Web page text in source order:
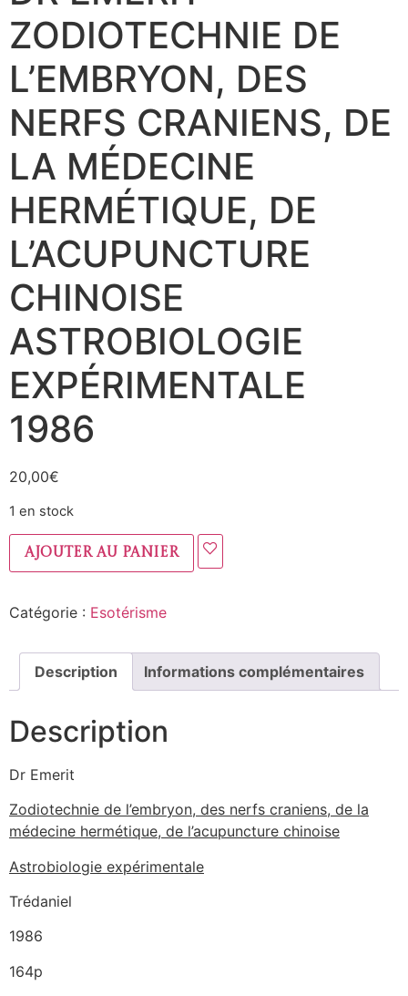
ZODIOTECHNIE DE
L’EMBRYON, DES
NERFS CRANIENS, DE
LA MÉDECINE
HERMÉTIQUE, DE
L’ACUPUNCTURE
CHINOISE
ASTROBIOLOGIE
EXPÉRIMENTALE
1986
20,00€
1 en stock
Ajouter au panier
Catégorie : Esotérisme
Description Informations complémentaires
Description
Dr Emerit
Zodiotechnie de l’embryon, des nerfs craniens, de la
médecine hermétique, de l’acupuncture chinoise
Astrobiologie expérimentale
Trédaniel
1986
164p